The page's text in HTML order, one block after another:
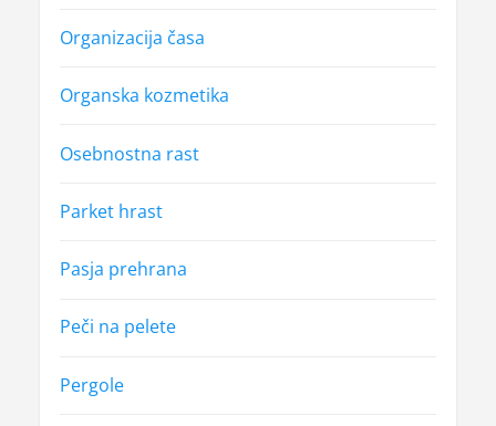
Organizacija časa
Organska kozmetika
Osebnostna rast
Parket hrast
Pasja prehrana
Peči na pelete
Pergole